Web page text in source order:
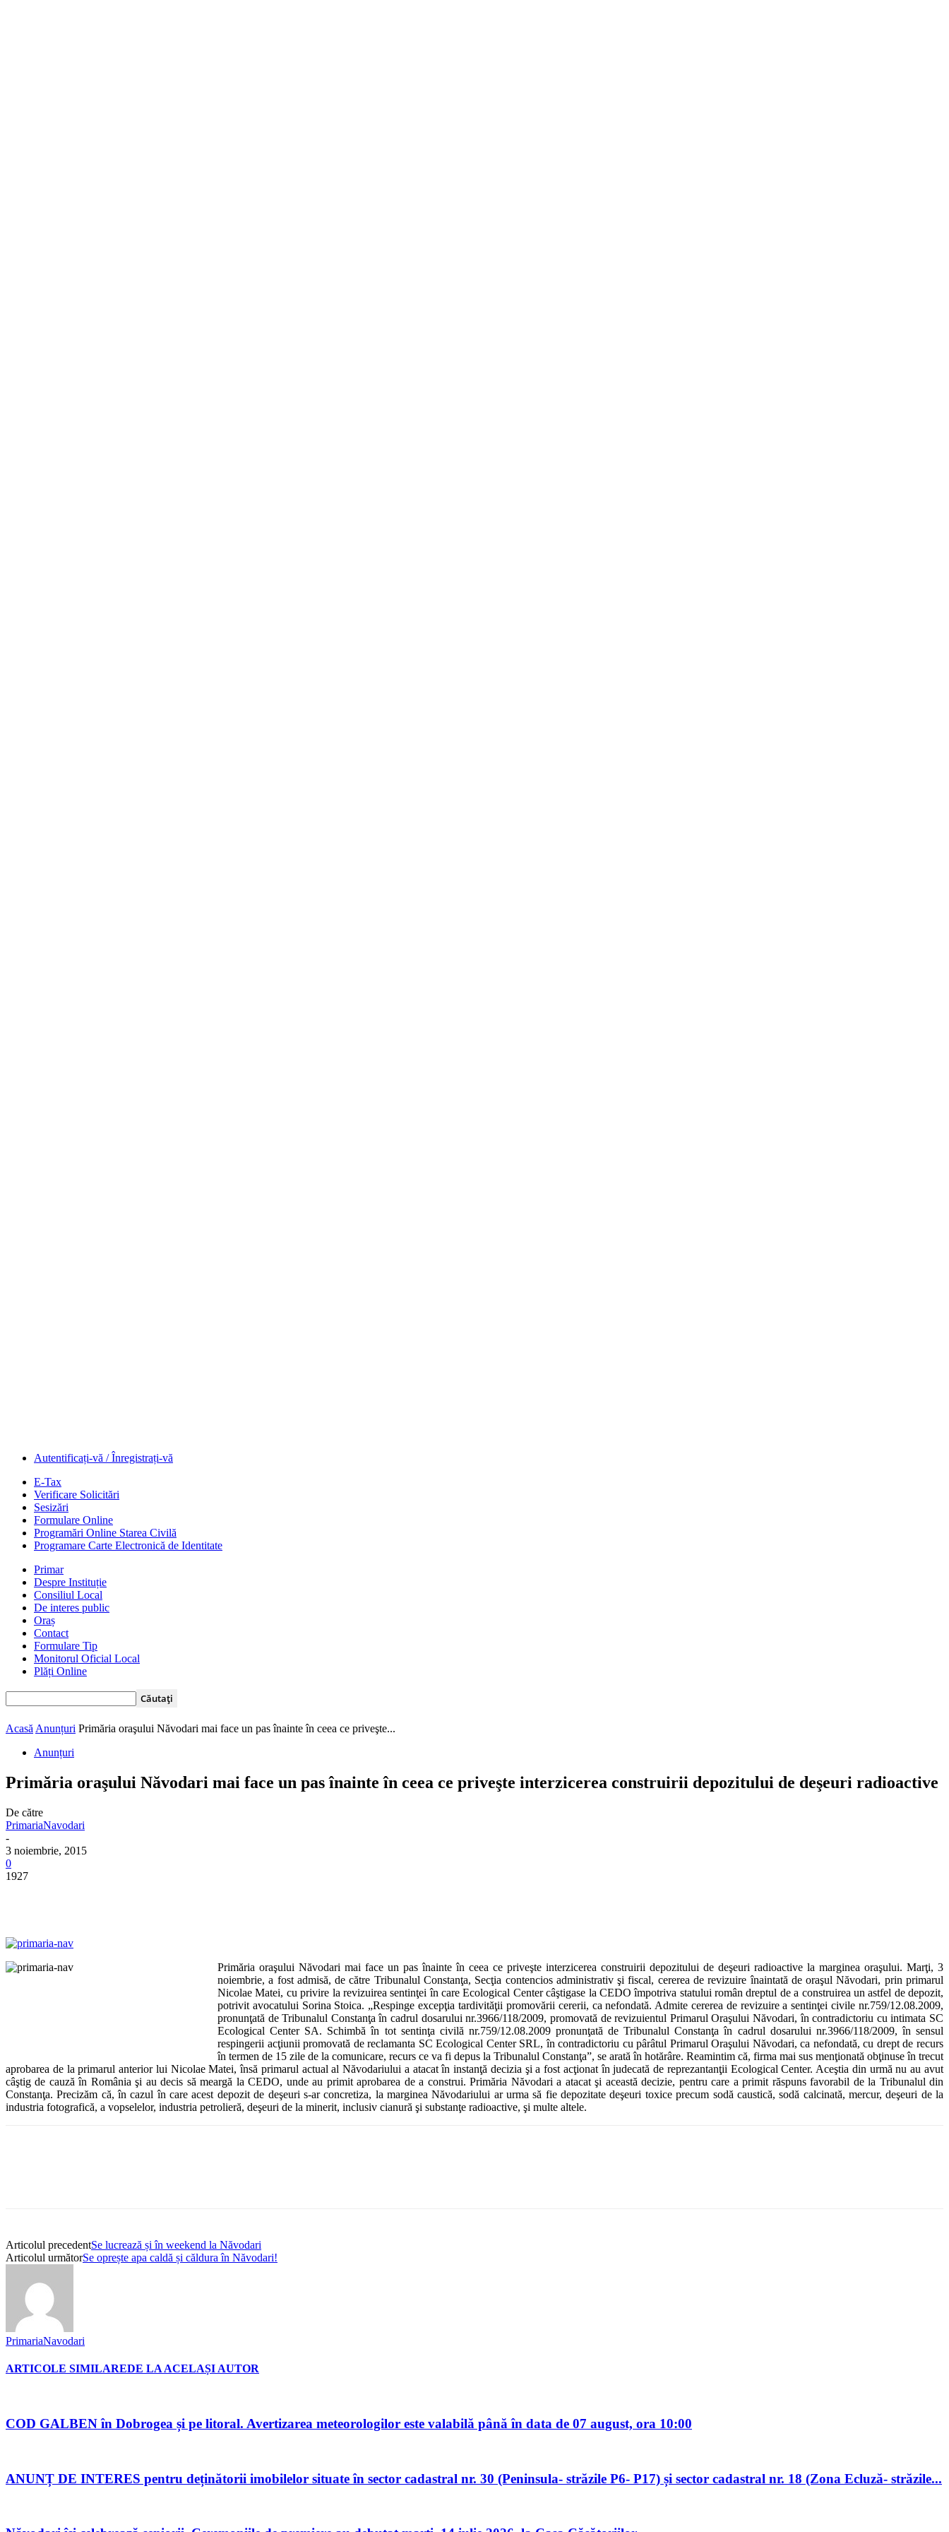
Autentificați-vă / Înregistrați-vă
E-Tax
Verificare Solicitări
Sesizări
Formulare Online
Programări Online Starea Civilă
Programare Carte Electronică de Identitate
Primar
Despre Instituție
Consiliul Local
De interes public
Oraș
Contact
Formulare Tip
Monitorul Oficial Local
Plăți Online
Acasă Anunțuri Primăria oraşului Năvodari mai face un pas înainte în ceea ce priveşte...
Anunțuri
Primăria oraşului Năvodari mai face un pas înainte în ceea ce priveşte interzicerea construirii depozitului de deşeuri radioactive
De către
PrimariaNavodari
-
3 noiembrie, 2015
0
1927
Primăria oraşului Năvodari mai face un pas înainte în ceea ce priveşte interzicerea construirii depozitului de deşeuri radioactive la marginea oraşului. Marţi, 3
noiembrie, a fost admisă, de către Tribunalul Constanţa, Secţia contencios administrativ şi fiscal, cererea de revizuire înaintată de oraşul Năvodari, prin primarul
Nicolae Matei, cu privire la revizuirea sentinţei în care Ecological Center câştigase la CEDO împotriva statului român dreptul de a construirea un astfel de depozit,
potrivit avocatului Sorina Stoica. „Respinge excepţia tardivităţii promovării cererii, ca nefondată. Admite cererea de revizuire a sentinţei civile nr.759/12.08.2009,
pronunţată de Tribunalul Constanţa în cadrul dosarului nr.3966/118/2009, promovată de revizuientul Primarul Oraşului Năvodari, în contradictoriu cu intimata SC
Ecological Center SA. Schimbă în tot sentinţa civilă nr.759/12.08.2009 pronunţată de Tribunalul Constanţa în cadrul dosarului nr.3966/118/2009, în sensul
respingerii acţiunii promovată de reclamanta SC Ecological Center SRL, în contradictoriu cu pârâtul Primarul Oraşului Năvodari, ca nefondată, cu drept de recurs
în termen de 15 zile de la comunicare, recurs ce va fi depus la Tribunalul Constanţa”, se arată în hotărâre. Reamintim că, firma mai sus menţionată obţinuse în trecut
aprobarea de la primarul anterior lui Nicolae Matei, însă primarul actual al Năvodariului a atacat în instanţă decizia şi a fost acţionat în judecată de reprezantanţii Ecological Center. Aceştia din urmă nu au avut
câştig de cauză în România şi au decis să meargă la CEDO, unde au primit aprobarea de a construi. Primăria Năvodari a atacat şi această decizie, pentru care a primit răspuns favorabil de la Tribunalul din
Constanţa. Precizăm că, în cazul în care acest depozit de deşeuri s-ar concretiza, la marginea Năvodariului ar urma să fie depozitate deşeuri toxice precum sodă caustică, sodă calcinată, mercur, deşeuri de la
industria fotografică, a vopselelor, industria petrolieră, deşeuri de la minerit, inclusiv cianură şi substanţe radioactive, şi multe altele.
Articolul precedentSe lucrează și în weekend la Năvodari
Articolul următorSe oprește apa caldă și căldura în Năvodari!
PrimariaNavodari
ARTICOLE SIMILAREDE LA ACELAȘI AUTOR
COD GALBEN în Dobrogea și pe litoral. Avertizarea meteorologilor este valabilă până în data de 07 august, ora 10:00
ANUNȚ DE INTERES pentru deținătorii imobilelor situate în sector cadastral nr. 30 (Peninsula- străzile P6- P17) și sector cadastral nr. 18 (Zona Ecluză- străzile...